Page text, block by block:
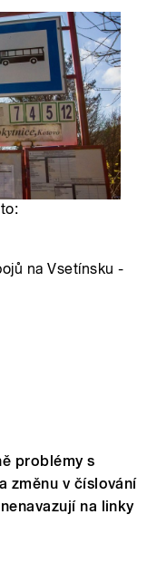
na Vsetínsku -
problémy s
změnu v číslování
na linky